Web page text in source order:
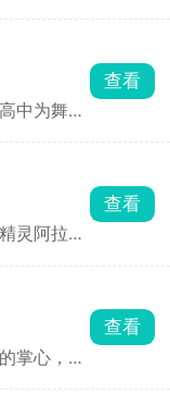
灯就会开
答是或不
个人。除
了很多其
中为舞
图，体验
参加各种
结伴行
流程。
查看
灵阿拉丁
丁完成你
神，还能
查看
掌心，玩
查看